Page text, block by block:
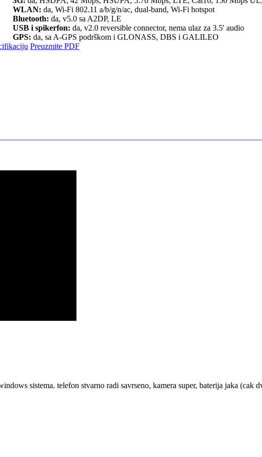
WLAN: da, Wi-Fi 802.11 a/b/g/n/ac, dual-band, Wi-Fi hotspot
Bluetooth: da, v5.0 sa A2DP, LE
USB i spikerfon: da, v2.0 reversible connector, nema ulaz za 3.5' audio
GPS: da, sa A-GPS podrškom i GLONASS, DBS i GALILEO
Preuzmite PDF
sistema. telefon stvarno radi savrseno, kamera super, baterija jaka